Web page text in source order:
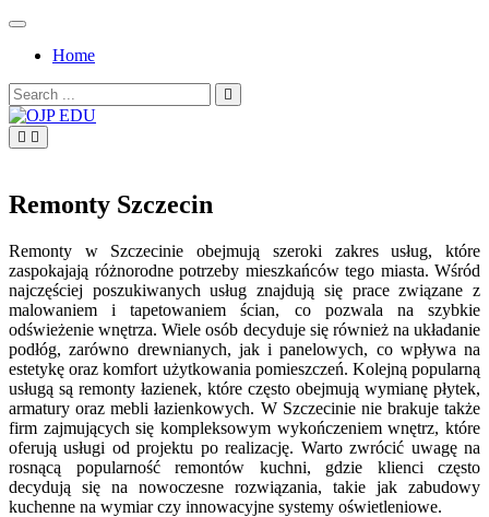
Skip
contentHome
Search
for:
Remonty Szczecin
Remonty w Szczecinie obejmują szeroki zakres usług, które
zaspokajają różnorodne potrzeby mieszkańców tego miasta. Wśród
najczęściej poszukiwanych usług znajdują się prace związane z
malowaniem i tapetowaniem ścian, co pozwala na szybkie
odświeżenie wnętrza. Wiele osób decyduje się również na układanie
podłóg, zarówno drewnianych, jak i panelowych, co wpływa na
estetykę oraz komfort użytkowania pomieszczeń. Kolejną popularną
usługą są remonty łazienek, które często obejmują wymianę płytek,
armatury oraz mebli łazienkowych. W Szczecinie nie brakuje także
firm zajmujących się kompleksowym wykończeniem wnętrz, które
oferują usługi od projektu po realizację. Warto zwrócić uwagę na
rosnącą popularność remontów kuchni, gdzie klienci często
decydują się na nowoczesne rozwiązania, takie jak zabudowy
kuchenne na wymiar czy innowacyjne systemy oświetleniowe.